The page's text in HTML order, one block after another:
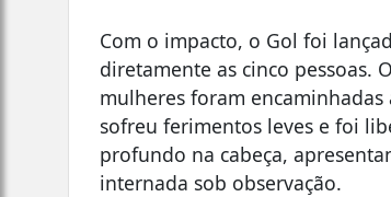
Com o impacto, o Gol foi
diretamente as cinco pessoas.
mulheres foram
sofreu ferimentos leves e foi
profundo na cabeça,
internada sob observação.